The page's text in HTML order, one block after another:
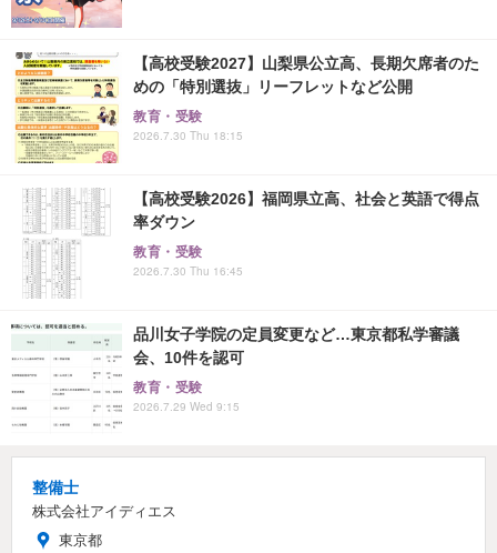
【高校受験2027】山梨県公立高、長期欠席者のた
めの「特別選抜」リーフレットなど公開
教育・受験
2026.7.30 Thu 18:15
【高校受験2026】福岡県立高、社会と英語で得点
率ダウン
教育・受験
2026.7.30 Thu 16:45
品川女子学院の定員変更など…東京都私学審議
会、10件を認可
教育・受験
2026.7.29 Wed 9:15
整備士
株式会社アイディエス
東京都